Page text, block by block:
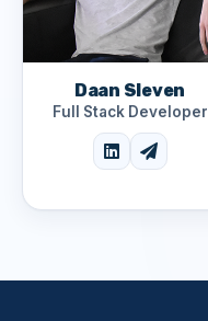
Daan Sleven
Full Stack Developer